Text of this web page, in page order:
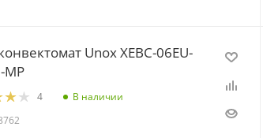
Unox XEBC-06EU-
MP
4
В наличии